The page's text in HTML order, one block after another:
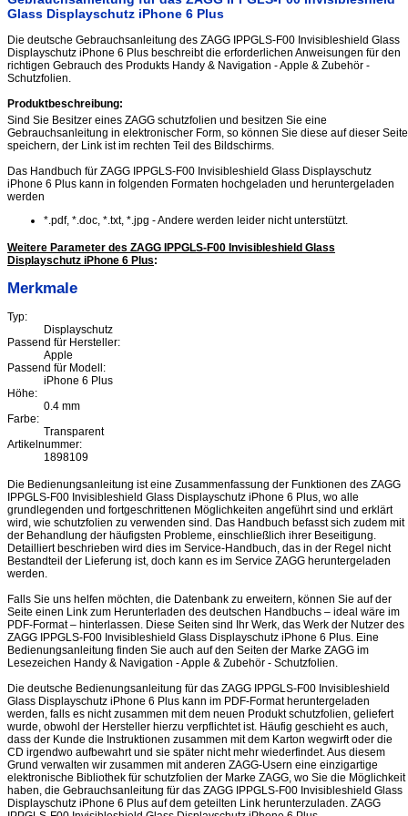
Glass Displayschutz iPhone 6 Plus
Die deutsche Gebrauchsanleitung des ZAGG IPPGLS-F00 Invisibleshield Glass
Displayschutz iPhone 6 Plus beschreibt die erforderlichen Anweisungen für den
richtigen Gebrauch des Produkts Handy & Navigation - Apple & Zubehör -
Schutzfolien.
Produktbeschreibung:
Sind Sie Besitzer eines ZAGG schutzfolien und besitzen Sie eine
Gebrauchsanleitung in elektronischer Form, so können Sie diese auf dieser Seite
speichern, der Link ist im rechten Teil des Bildschirms.
Das Handbuch für ZAGG IPPGLS-F00 Invisibleshield Glass Displayschutz
iPhone 6 Plus kann in folgenden Formaten hochgeladen und heruntergeladen
werden
*.pdf, *.doc, *.txt, *.jpg - Andere werden leider nicht unterstützt.
Weitere Parameter des ZAGG IPPGLS-F00 Invisibleshield Glass
Displayschutz iPhone 6 Plus:
Merkmale
Typ:
Displayschutz
Passend für Hersteller:
Apple
Passend für Modell:
iPhone 6 Plus
Höhe:
0.4 mm
Farbe:
Transparent
Artikelnummer:
1898109
Die Bedienungsanleitung ist eine Zusammenfassung der Funktionen des ZAGG
IPPGLS-F00 Invisibleshield Glass Displayschutz iPhone 6 Plus, wo alle
grundlegenden und fortgeschrittenen Möglichkeiten angeführt sind und erklärt
wird, wie schutzfolien zu verwenden sind. Das Handbuch befasst sich zudem mit
der Behandlung der häufigsten Probleme, einschließlich ihrer Beseitigung.
Detailliert beschrieben wird dies im Service-Handbuch, das in der Regel nicht
Bestandteil der Lieferung ist, doch kann es im Service ZAGG heruntergeladen
werden.
Falls Sie uns helfen möchten, die Datenbank zu erweitern, können Sie auf der
Seite einen Link zum Herunterladen des deutschen Handbuchs – ideal wäre im
PDF-Format – hinterlassen. Diese Seiten sind Ihr Werk, das Werk der Nutzer des
ZAGG IPPGLS-F00 Invisibleshield Glass Displayschutz iPhone 6 Plus. Eine
Bedienungsanleitung finden Sie auch auf den Seiten der Marke ZAGG im
Lesezeichen Handy & Navigation - Apple & Zubehör - Schutzfolien.
Die deutsche Bedienungsanleitung für das ZAGG IPPGLS-F00 Invisibleshield
Glass Displayschutz iPhone 6 Plus kann im PDF-Format heruntergeladen
werden, falls es nicht zusammen mit dem neuen Produkt schutzfolien, geliefert
wurde, obwohl der Hersteller hierzu verpflichtet ist. Häufig geschieht es auch,
dass der Kunde die Instruktionen zusammen mit dem Karton wegwirft oder die
CD irgendwo aufbewahrt und sie später nicht mehr wiederfindet. Aus diesem
Grund verwalten wir zusammen mit anderen ZAGG-Usern eine einzigartige
elektronische Bibliothek für schutzfolien der Marke ZAGG, wo Sie die Möglichkeit
haben, die Gebrauchsanleitung für das ZAGG IPPGLS-F00 Invisibleshield Glass
Displayschutz iPhone 6 Plus auf dem geteilten Link herunterzuladen. ZAGG